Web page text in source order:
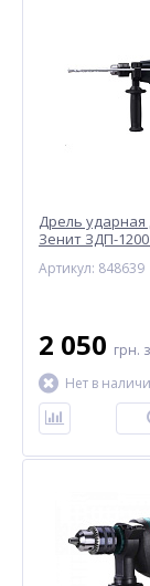
Дрель ударная
Зенит ЗДП-
Артикул: 848639
2 050 грн.
Нет в